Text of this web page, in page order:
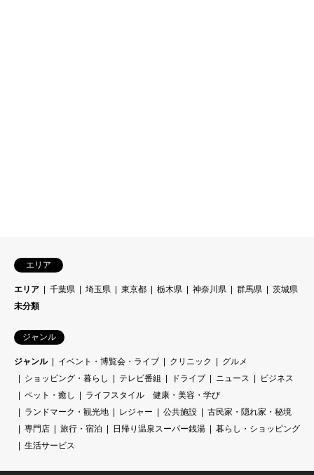
エリア
エリア 千葉県 埼玉県 東京都 栃木県 神奈川県 群馬県
茨城県
未分類
ジャンル
ジャンル イベント・博覧会・ライブ クリニック
グルメ
ショッピング・暮らし
テレビ番組 ドライブ ニュース
ビジネス
ペット・癒し
ライフスタイル 健康・美容・学び
ランドマーク・観光地
レジャー 公共施設
古民家・隠れ家・秘境
専門店
旅行・宿泊 日帰り温泉スーパー銭湯
暮らし・ショッピング
生活サービス